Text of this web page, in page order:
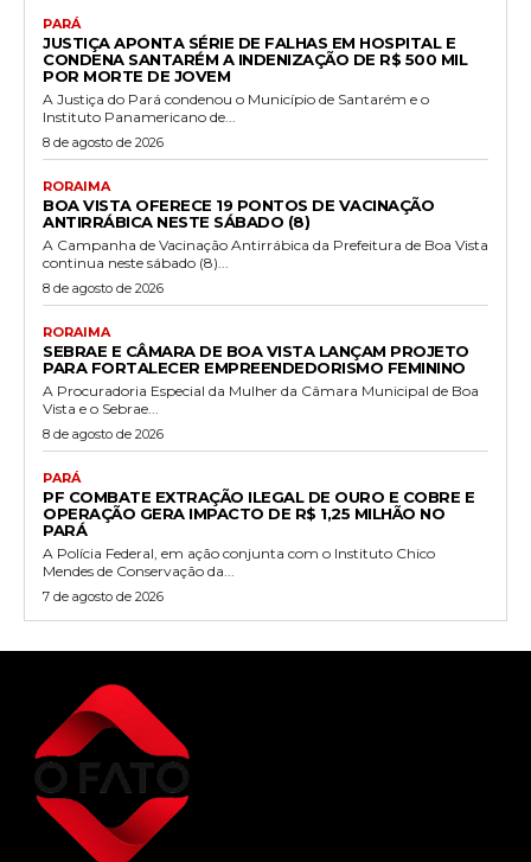
PARÁ
JUSTIÇA APONTA SÉRIE DE FALHAS EM HOSPITAL E
CONDENA SANTARÉM A INDENIZAÇÃO DE R$ 500 MIL
POR MORTE DE JOVEM
A Justiça do Pará condenou o Município de Santarém e o
Instituto Panamericano de...
8 de agosto de 2026
RORAIMA
BOA VISTA OFERECE 19 PONTOS DE VACINAÇÃO
ANTIRRÁBICA NESTE SÁBADO (8)
A Campanha de Vacinação Antirrábica da Prefeitura de Boa Vista
continua neste sábado (8)...
8 de agosto de 2026
RORAIMA
SEBRAE E CÂMARA DE BOA VISTA LANÇAM PROJETO
PARA FORTALECER EMPREENDEDORISMO FEMININO
A Procuradoria Especial da Mulher da Câmara Municipal de Boa
Vista e o Sebrae...
8 de agosto de 2026
PARÁ
PF COMBATE EXTRAÇÃO ILEGAL DE OURO E COBRE E
OPERAÇÃO GERA IMPACTO DE R$ 1,25 MILHÃO NO
PARÁ
A Polícia Federal, em ação conjunta com o Instituto Chico
Mendes de Conservação da...
7 de agosto de 2026